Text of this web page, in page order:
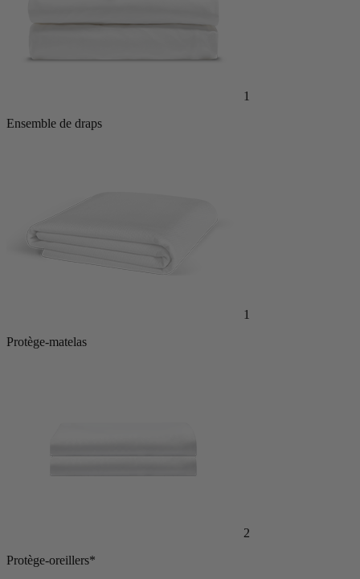
1
Ensemble de draps
1
Protège-matelas
2
Protège-oreillers*